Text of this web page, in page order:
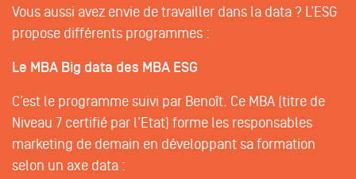
Vous aussi avez envie de travailler dans la data ? L’ESG
propose différents programmes :
Le MBA Big data des MBA ESG
C’est le programme suivi par Benoît. Ce MBA (titre de
Niveau 7 certifié par l’Etat) forme les responsables
marketing de demain en développant sa formation
selon un axe data :